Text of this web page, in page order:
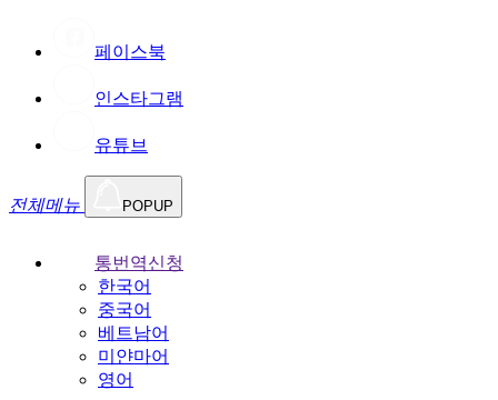
페이스북
인스타그램
유튜브
전체메뉴 POPUP
통번역신청
한국어
중국어
베트남어
미얀마어
영어